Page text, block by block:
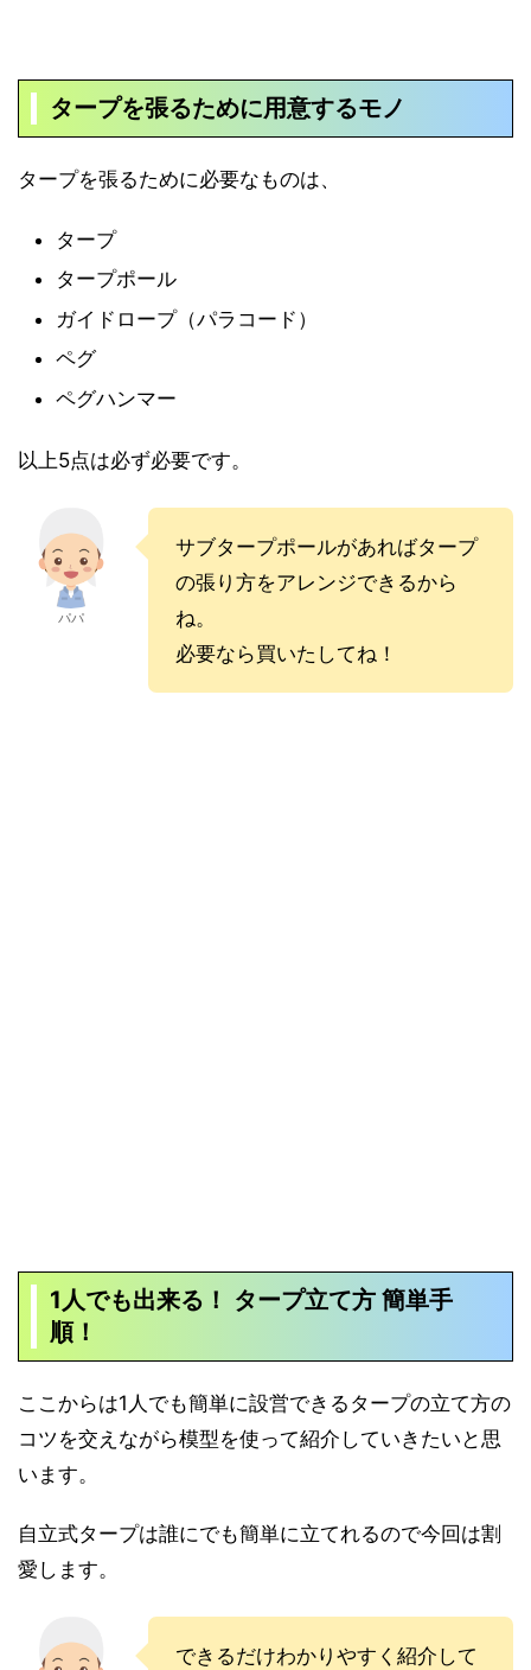
タープを張るために用意するモノ
タープを張るために必要なものは、
タープ
タープポール
ガイドロープ（パラコード）
ペグ
ペグハンマー
以上5点は必ず必要です。
パパ
サブタープポールがあればタープ
の張り方をアレンジできるから
ね。
必要なら買いたしてね！
1人でも出来る！ タープ立て方 簡単手
順！
ここからは1人でも簡単に設営できるタープの立て方の
コツを交えながら模型を使って紹介していきたいと思
います。
自立式タープは誰にでも簡単に立てれるので今回は割
愛します。
できるだけわかりやすく紹介して